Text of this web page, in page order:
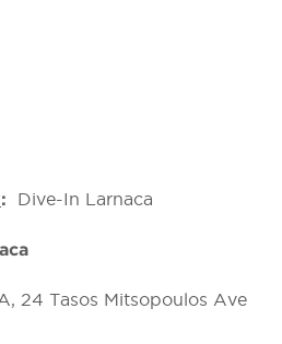
: Dive-In Larnaca
24 Tasos Mitsopoulos Ave